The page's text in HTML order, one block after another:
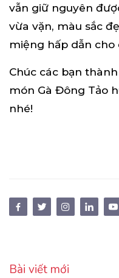
vẫn giữ nguyên
vừa vặn, màu sắc
miệng hấp dẫn cho
Chúc các bạn
món Gà Đông Tảo
nhé!
Bài viết mới